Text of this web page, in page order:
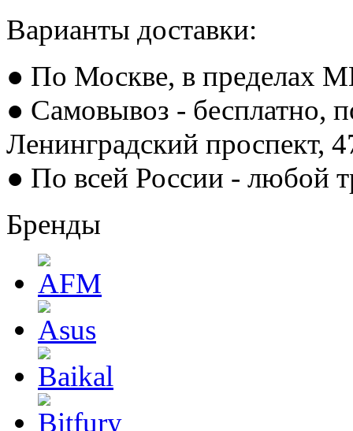
Варианты доставки:
● По Москве, в пределах
● Самовывоз - бесплатно,
Ленинградский проспект,
● По всей России - любой
Бренды